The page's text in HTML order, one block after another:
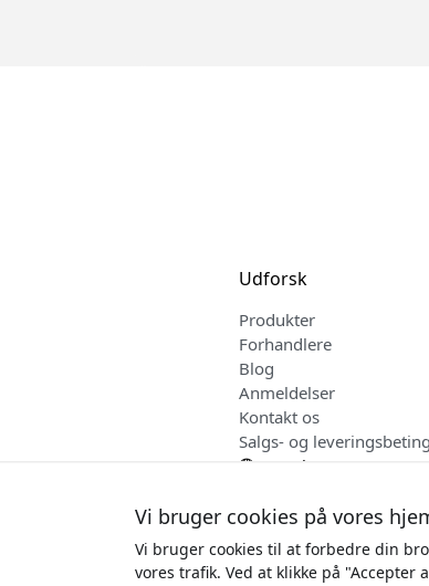
Udforsk
Produkter
Forhandlere
Blog
Anmeldelser
Kontakt os
Salgs- og
Dansk
Vi bruger cookies på vores
Vi bruger cookies til at forbedre din
vores trafik. Ved at klikke på "Accepter